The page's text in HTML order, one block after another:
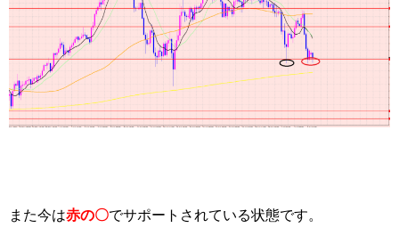
また今は赤の〇でサポートされている状態です。